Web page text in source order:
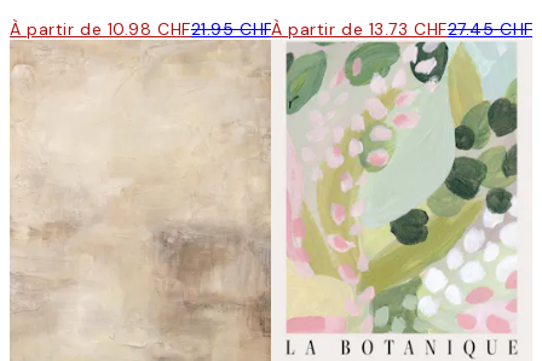
À partir de 10.98 CHF21.95 CHFÀ partir de 13.73 CHF27.45 CHF